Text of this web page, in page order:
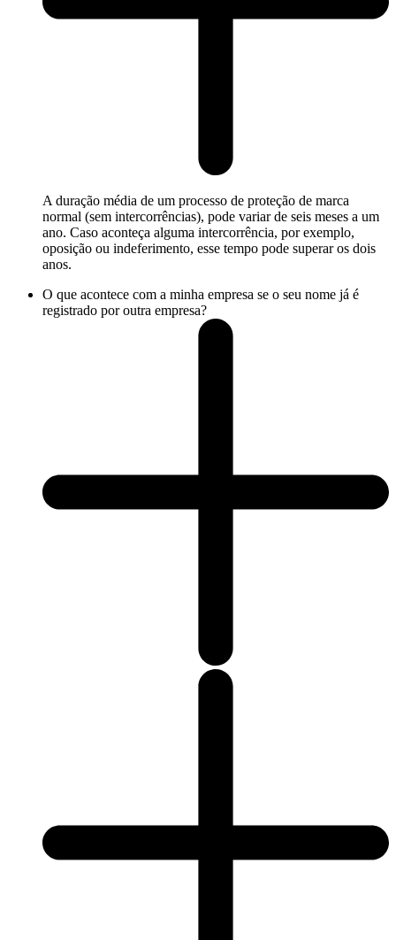
A duração média de um processo de proteção de marca
normal (sem intercorrências), pode variar de seis meses a um
ano. Caso aconteça alguma intercorrência, por exemplo,
oposição ou indeferimento, esse tempo pode superar os dois
anos.
O que acontece com a minha empresa se o seu nome já é
registrado por outra empresa?